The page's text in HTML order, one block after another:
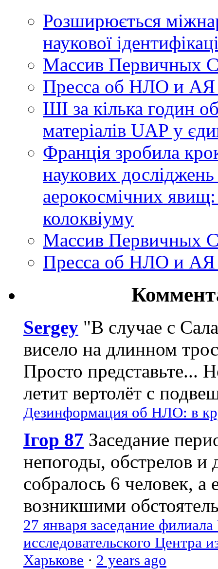
Розширюється
наукової
Массив Первичных
Пресса об НЛО и
ШІ за кілька годин
матеріалів UAP у
Франція зробила
наукових
аерокосмічних
колоквіуму
Массив Первичных
Пресса об НЛО и
Sergey "В случае с
висело на длинном
Просто представьте...
летит вертолёт с
Дезинформация об НЛО: в
Ігор 87 Заседание
непогоды, обстрелов и
собралось 6 человек, а
возникшими
27 января заседание
исследовательского Центра
Харькове · 2 years ago